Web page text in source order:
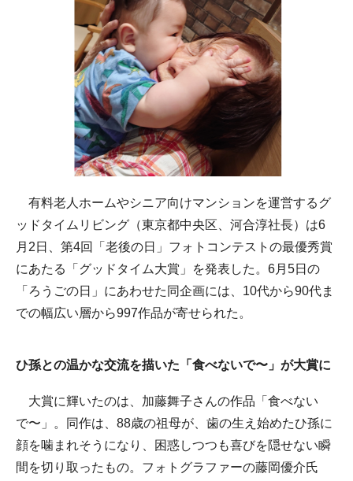
有料老人ホームやシニア向けマンションを運営するグ
ッドタイムリビング（東京都中央区、河合淳社長）は6
月2日、第4回「老後の日」フォトコンテストの最優秀賞
にあたる「グッドタイム大賞」を発表した。6月5日の
「ろうごの日」にあわせた同企画には、10代から90代ま
での幅広い層から997作品が寄せられた。
ひ孫との温かな交流を描いた「食べないで〜」が大賞に
大賞に輝いたのは、加藤舞子さんの作品「食べない
で〜」。同作は、88歳の祖母が、歯の生え始めたひ孫に
顔を噛まれそうになり、困惑しつつも喜びを隠せない瞬
間を切り取ったもの。フォトグラファーの藤岡優介氏